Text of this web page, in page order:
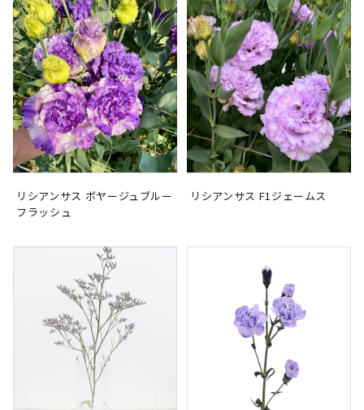
リシアンサス ボヤージュブルー
フラッシュ
リシアンサス F1ジェームス